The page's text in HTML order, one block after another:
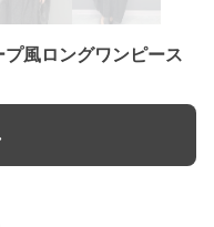
風ロングワンピース